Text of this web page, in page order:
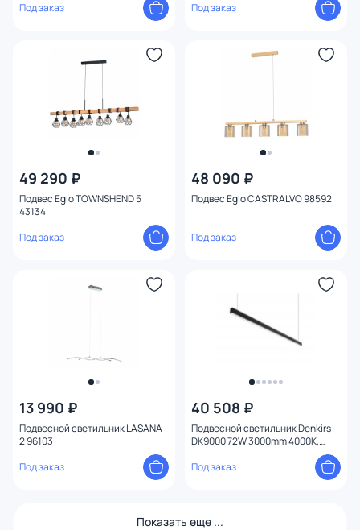
Под заказ
Под заказ
49 290 ₽
Подвес Eglo TOWNSHEND 5
43134
Под заказ
48 090 ₽
Подвес Eglo CASTRALVO 98592
Под заказ
13 990 ₽
Подвесной светильник LASANA
2 96103
Под заказ
40 508 ₽
Подвесной светильник Denkirs
DK9000 72W 3000mm 4000K,
Под заказ
Показать еще ...